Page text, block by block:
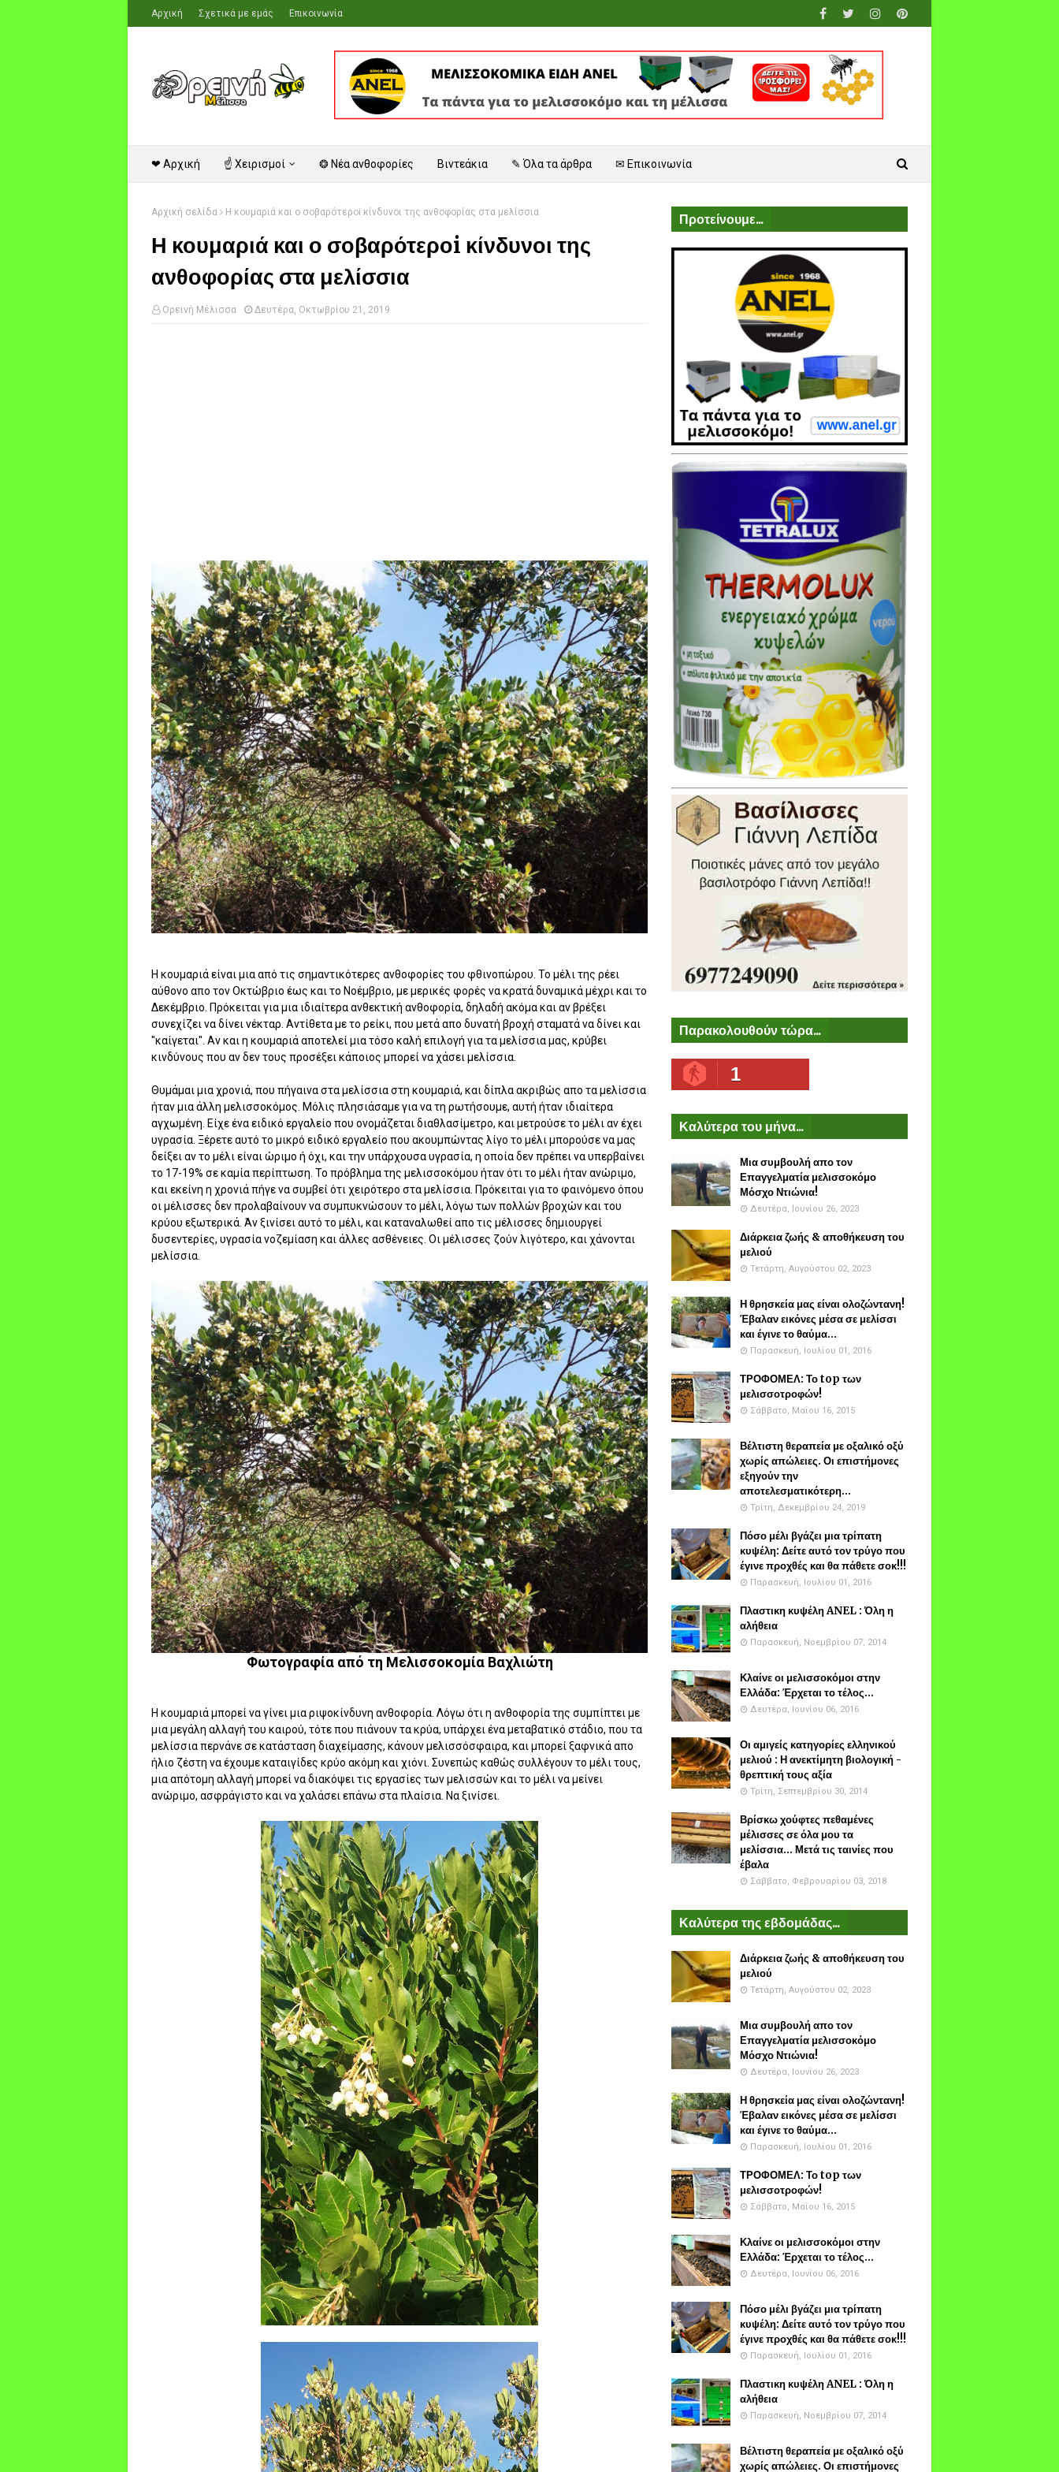
Αρχική Σχετικά με εμάς Επικοινωνία
❤ Αρχική ☝ Χειρισμοί ❂ Νέα ανθοφορίες Βιντεάκια ✎ Όλα τα άρθρα ✉ Επικοινωνία
Αρχική σελίδα Η κουμαριά και ο σοβαρότεροi κίνδυνοι της ανθοφορίας στα μελίσσια
Η κουμαριά και ο σοβαρότεροi κίνδυνοι της
ανθοφορίας στα μελίσσια
Ορεινή Μέλισσα Δευτέρα, Οκτωβρίου 21, 2019
Η κουμαριά είναι μια από τις σημαντικότερες ανθοφορίες του φθινοπώρου. Το μέλι της ρέει
αύθονο απο τον Οκτώβριο έως και το Νοέμβριο, με μερικές φορές να κρατά δυναμικά μέχρι και το
Δεκέμβριο. Πρόκειται για μια ιδιαίτερα ανθεκτική ανθοφορία, δηλαδή ακόμα και αν βρέξει
συνεχίζει να δίνει νέκταρ. Αντίθετα με το ρείκι, που μετά απο δυνατή βροχή σταματά να δίνει και
"καίγεται". Αν και η κουμαριά αποτελεί μια τόσο καλή επιλογή για τα μελίσσια μας, κρύβει
κινδύνους που αν δεν τους προσέξει κάποιος μπορεί να χάσει μελίσσια.
Θυμάμαι μια χρονιά, που πήγαινα στα μελίσσια στη κουμαριά, και δίπλα ακριβώς απο τα μελίσσια
ήταν μια άλλη μελισσοκόμος. Μόλις πλησιάσαμε για να τη ρωτήσουμε, αυτή ήταν ιδιαίτερα
αγχωμένη. Είχε ένα ειδικό εργαλείο που ονομάζεται διαθλασίμετρο, και μετρούσε το μέλι αν έχει
υγρασία. Ξέρετε αυτό το μικρό ειδικό εργαλείο που ακουμπώντας λίγο το μέλι μπορούσε να μας
δείξει αν το μέλι είναι ώριμο ή όχι, και την υπάρχουσα υγρασία, η οποία δεν πρέπει να υπερβαίνει
το 17-19% σε καμία περίπτωση. Το πρόβλημα της μελισσοκόμου ήταν ότι το μέλι ήταν ανώριμο,
και εκείνη η χρονιά πήγε να συμβεί ότι χειρότερο στα μελίσσια. Πρόκειται για το φαινόμενο όπου
οι μέλισσες δεν προλαβαίνουν να συμπυκνώσουν το μέλι, λόγω των πολλών βροχών και του
κρύου εξωτερικά. Άν ξινίσει αυτό το μέλι, και καταναλωθεί απο τις μέλισσες δημιουργεί
δυσεντερίες, υγρασία νοζεμίαση και άλλες ασθένειες. Οι μέλισσες ζούν λιγότερο, και χάνονται
μελίσσια.
Φωτογραφία από τη Μελισσοκομία Βαχλιώτη
Η κουμαριά μπορεί να γίνει μια ριψοκίνδυνη ανθοφορία. Λόγω ότι η ανθοφορία της συμπίπτει με
μια μεγάλη αλλαγή του καιρού, τότε που πιάνουν τα κρύα, υπάρχει ένα μεταβατικό στάδιο, που τα
μελίσσια περνάνε σε κατάσταση διαχείμασης, κάνουν μελισσόσφαιρα, και μπορεί ξαφνικά απο
ήλιο ζέστη να έχουμε καταιγίδες κρύο ακόμη και χιόνι. Συνεπώς καθώς συλλέγουν το μέλι τους,
μια απότομη αλλαγή μπορεί να διακόψει τις εργασίες των μελισσών και το μέλι να μείνει
ανώριμο, ασφράγιστο και να χαλάσει επάνω στα πλαίσια. Να ξινίσει.
Προτείνουμε...
Παρακολουθούν τώρα...
1
Καλύτερα του μήνα...
Μια συμβουλή απο τον
Επαγγελματία μελισσοκόμο
Μόσχο Ντιώνια!
Δευτέρα, Ιουνίου 26, 2023
Διάρκεια ζωής & αποθήκευση του
μελιού
Τετάρτη, Αυγούστου 02, 2023
Η θρησκεία μας είναι ολοζώντανη!
Έβαλαν εικόνες μέσα σε μελίσσι
και έγινε το θαύμα...
Παρασκευή, Ιουλίου 01, 2016
ΤΡΟΦΟΜΕΛ: Το top των
μελισσοτροφών!
Σάββατο, Μαΐου 16, 2015
Βέλτιστη θεραπεία με οξαλικό οξύ
χωρίς απώλειες. Οι επιστήμονες
εξηγούν την
αποτελεσματικότερη...
Τρίτη, Δεκεμβρίου 24, 2019
Πόσο μέλι βγάζει μια τρίπατη
κυψέλη: Δείτε αυτό τον τρύγο που
έγινε προχθές και θα πάθετε σοκ!!!
Παρασκευή, Ιουλίου 01, 2016
Πλαστικη κυψέλη ANEL : Όλη η
αλήθεια
Παρασκευή, Νοεμβρίου 07, 2014
Κλαίνε οι μελισσοκόμοι στην
Ελλάδα: Έρχεται το τέλος...
Δευτέρα, Ιουνίου 06, 2016
Οι αμιγείς κατηγορίες ελληνικού
μελιού : Η ανεκτίμητη βιολογική -
θρεπτική τους αξία
Τρίτη, Σεπτεμβρίου 30, 2014
Βρίσκω χούφτες πεθαμένες
μέλισσες σε όλα μου τα
μελίσσια... Μετά τις ταινίες που
έβαλα
Σάββατο, Φεβρουαρίου 03, 2018
Καλύτερα της εβδομάδας...
Διάρκεια ζωής & αποθήκευση του
μελιού
Τετάρτη, Αυγούστου 02, 2023
Μια συμβουλή απο τον
Επαγγελματία μελισσοκόμο
Μόσχο Ντιώνια!
Δευτέρα, Ιουνίου 26, 2023
Η θρησκεία μας είναι ολοζώντανη!
Έβαλαν εικόνες μέσα σε μελίσσι
και έγινε το θαύμα...
Παρασκευή, Ιουλίου 01, 2016
ΤΡΟΦΟΜΕΛ: Το top των
μελισσοτροφών!
Σάββατο, Μαΐου 16, 2015
Κλαίνε οι μελισσοκόμοι στην
Ελλάδα: Έρχεται το τέλος...
Δευτέρα, Ιουνίου 06, 2016
Πόσο μέλι βγάζει μια τρίπατη
κυψέλη: Δείτε αυτό τον τρύγο που
έγινε προχθές και θα πάθετε σοκ!!!
Παρασκευή, Ιουλίου 01, 2016
Πλαστικη κυψέλη ANEL : Όλη η
αλήθεια
Παρασκευή, Νοεμβρίου 07, 2014
Βέλτιστη θεραπεία με οξαλικό οξύ
χωρίς απώλειες. Οι επιστήμονες